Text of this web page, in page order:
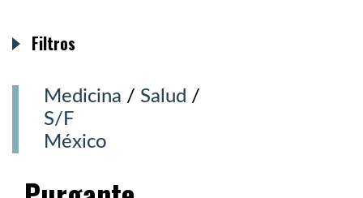
Medicina / Salud /
S/F
México
Filtros